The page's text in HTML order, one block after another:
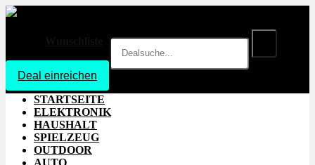
Deal einreichen
STARTSEITE
ELEKTRONIK
HAUSHALT
SPIELZEUG
OUTDOOR
AUTO